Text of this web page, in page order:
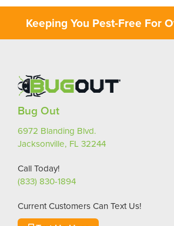
Keeping You Pest-Free For
Bug Out
6972 Blanding Blvd.
Jacksonville, FL 32244
Call Today!
(833) 830-1894
Current Customers Can Text Us!